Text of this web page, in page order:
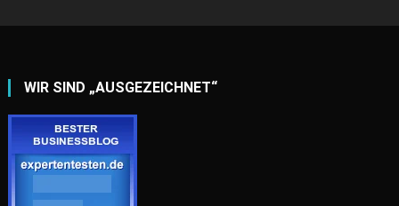
WIR SIND „AUSGEZEICHNET“